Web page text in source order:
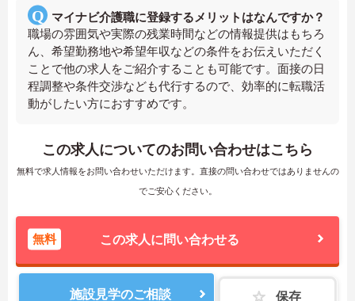
マイナビ介護職に登録するメリットはなんですか？
職場の雰囲気や実際の残業時間などの情報提供はもちろ
ん、希望勤務地や希望年収などの条件をお伝えいただく
ことで他の求人をご紹介することも可能です。面接の日
程調整や条件交渉なども代行するので、効率的に転職活
動がしたい方におすすめです。
この求人についてのお問い合わせはこちら
無料で求人情報をお問い合わせいただけます。直接の問い合わせではありませんの
でご安心ください。
無料 この求人に問い合わせる
施設見学のご相談 保存